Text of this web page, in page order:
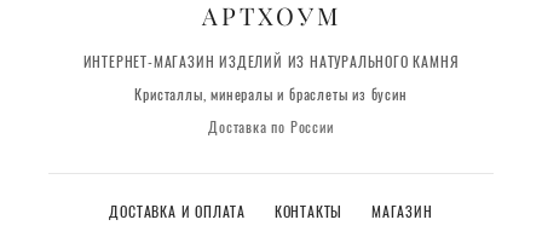
АРТХОУМ
ИНТЕРНЕТ-МАГАЗИН ИЗДЕЛИЙ ИЗ НАТУРАЛЬНОГО КАМНЯ
Кристаллы, минералы и браслеты из бусин
Доставка по России
ДОСТАВКА И ОПЛАТА КОНТАКТЫ МАГАЗИН